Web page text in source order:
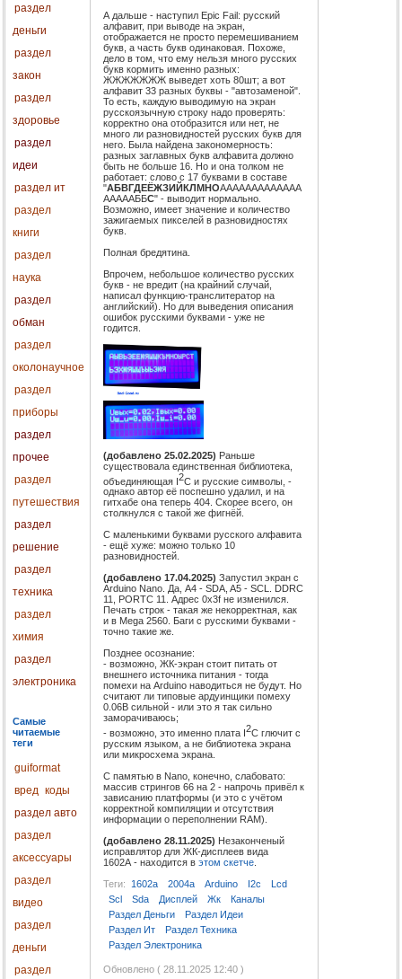
раздел
деньги
раздел
закон
раздел
здоровье
раздел
идеи
раздел ит
раздел
книги
раздел
наука
раздел
обман
раздел
околонаучное
раздел
приборы
раздел
прочее
раздел
путешествия
раздел
решение
раздел
техника
раздел
химия
раздел
электроника
Самые
читаемые
теги
guiformat
вред коды
раздел авто
раздел
аксессуары
раздел
видео
раздел
деньги
раздел
А дальше - наступил Epic Fail: русский
алфавит, при выводе на экран,
отображается не просто перемешиванием
букв, а часть букв одинаковая. Похоже,
дело в том, что ему нельзя много русских
букв кормить именно разных:
ЖЖЖЖЖЖЖ выведет хоть 80шт; а вот
алфавит 33 разных буквы - "автозаменой".
То есть, каждую выводимую на экран
русскоязычную строку надо проверять:
корректно она отобразится или нет, не
много ли разновидностей русских букв для
него. Была найдена закономерность:
разных заглавных букв алфавита должно
быть не больше 16. Но и она толком не
работает: слово с 17 буквами в составе
"АБВГДЕЁЖЗИЙКЛМНОААААААААААААА
АААААББС" - выводит нормально.
Возможно, имеет значение и количество
зажигаемых пикселей в разновидностях
букв.
Полная бредятина.
Впрочем, небольшое количество русских
букв - не вредит (на крайний случай,
написал функцию-транслитератор на
английский). Но для выведения описания
ошибок русскими буквами - уже не
годится.
(добавлено 25.02.2025) Раньше
существовала единственная библиотека,
объединяющая I2C и русские символы, -
однако автор её поспешно удалил, и на
гитхабе она теперь 404. Скорее всего, он
столкнулся с такой же фигнёй.
С маленькими буквами русского алфавита
- ещё хуже: можно только 10
разновидностей.
(добавлено 17.04.2025) Запустил экран с
Arduino Nano. Да, A4 - SDA, A5 - SCL. DDRC
11, PORTC 11. Адрес 0x3f не изменился.
Печать строк - такая же некорректная, как
и в Mega 2560. Баги с русскими буквами -
точно такие же.
Позднее осознание:
- возможно, ЖК-экран стоит питать от
внешнего источника питания - тогда
помехи на Arduino наводиться не будут. Но
считают ли типовые ардуинщики помеху
0.06В сильной - или это я так сильно
заморачиваюсь;
- возможно, это именно плата I2C глючит с
русским языком, а не библиотека экрана
или микросхема экрана.
С памятью в Nano, конечно, слабовато:
массив стрингов 66 на 2 - напрочь привёл к
зависанию платформы (и это с учётом
корректной компиляции и отсутствия
информации о переполнении RAM).
(добавлено 28.11.2025) Незаконченый
исправлятор для ЖК-дисплеев вида
1602A - находится в этом скетче
Теги:
1602a 2004a Arduino I2c
Lcd
Scl
Sda Дисплей Жк
Каналы
Раздел Деньги
Раздел Идеи
Раздел Ит
Раздел Техника
Раздел Электроника
Обновлено ( 28.11.2025 12:40 )